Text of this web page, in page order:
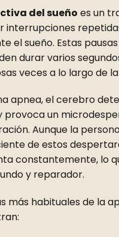
del sueño es un
interrupciones
el sueño. Estas pausas
durar varios
veces a lo largo de
apnea, el cerebro
provoca un
Aunque la
de estos
constantemente, lo
y reparador.
más habituales de la